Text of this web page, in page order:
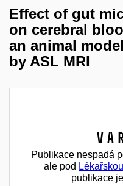
Effect of gut
on cerebral
an animal
by ASL MRI
Publikace nespadá
ale pod
publikace